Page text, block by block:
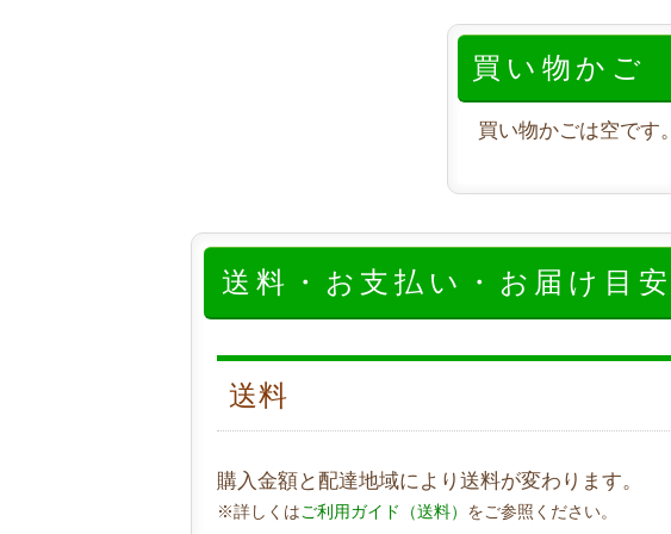
買い物かご
買い物かごは空です。
送料・お支払い・お届け目安
送料
購入金額と配達地域により送料が変わります。
※詳しくはご利用ガイド（送料） をご参照ください。